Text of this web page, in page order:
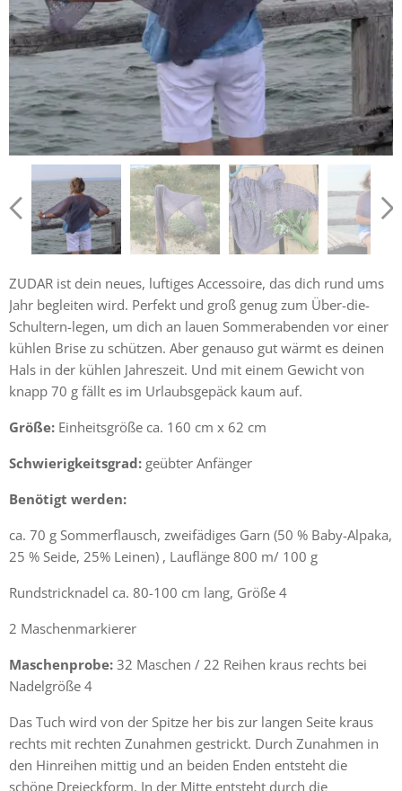
ZUDAR ist dein neues, luftiges Accessoire, das dich rund ums
Jahr begleiten wird. Perfekt und groß genug zum Über-die-
Schultern-legen, um dich an lauen Sommerabenden vor einer
kühlen Brise zu schützen. Aber genauso gut wärmt es deinen
Hals in der kühlen Jahreszeit. Und mit einem Gewicht von
knapp 70 g fällt es im Urlaubsgepäck kaum auf.
Größe: Einheitsgröße ca. 160 cm x 62 cm
Schwierigkeitsgrad: geübter Anfänger
Benötigt werden:
ca. 70 g Sommerflausch, zweifädiges Garn (50 % Baby-Alpaka,
25 % Seide, 25% Leinen) , Lauflänge 800 m/ 100 g
Rundstricknadel ca. 80-100 cm lang, Größe 4
2 Maschenmarkierer
Maschenprobe: 32 Maschen / 22 Reihen kraus rechts bei
Nadelgröße 4
Das Tuch wird von der Spitze her bis zur langen Seite kraus
rechts mit rechten Zunahmen gestrickt. Durch Zunahmen in
den Hinreihen mittig und an beiden Enden entsteht die
schöne Dreieckform. In der Mitte entsteht durch die